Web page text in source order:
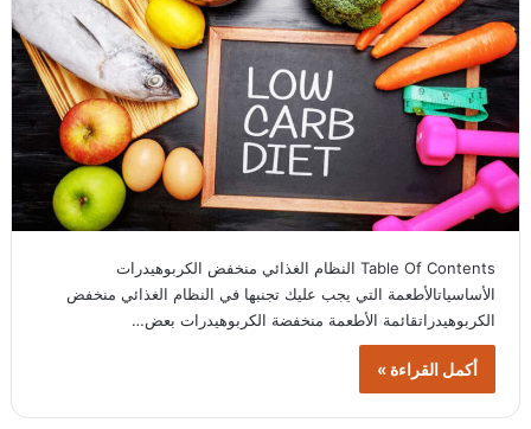
Table Of Contents النظام الغذائي منخفض الكربوهيدرات
الأساسياتالأطعمة التي يجب عليك تجنبها في النظام الغذائي منخفض
الكربوهيدراتقائمة الأطعمة منخفضة الكربوهيدرات بعض…
أكمل القراءة »